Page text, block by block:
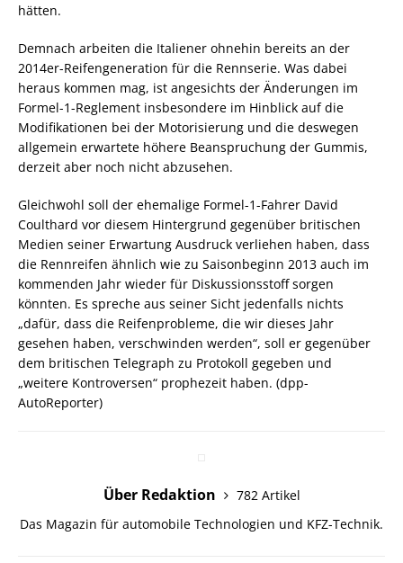
hätten.
Demnach arbeiten die Italiener ohnehin bereits an der
2014er-Reifengeneration für die Rennserie. Was dabei
heraus kommen mag, ist angesichts der Änderungen im
Formel-1-Reglement insbesondere im Hinblick auf die
Modifikationen bei der Motorisierung und die deswegen
allgemein erwartete höhere Beanspruchung der Gummis,
derzeit aber noch nicht abzusehen.
Gleichwohl soll der ehemalige Formel-1-Fahrer David
Coulthard vor diesem Hintergrund gegenüber britischen
Medien seiner Erwartung Ausdruck verliehen haben, dass
die Rennreifen ähnlich wie zu Saisonbeginn 2013 auch im
kommenden Jahr wieder für Diskussionsstoff sorgen
könnten. Es spreche aus seiner Sicht jedenfalls nichts
„dafür, dass die Reifenprobleme, die wir dieses Jahr
gesehen haben, verschwinden werden“, soll er gegenüber
dem britischen Telegraph zu Protokoll gegeben und
„weitere Kontroversen“ prophezeit haben. (dpp-
AutoReporter)
Über Redaktion
782 Artikel
Das Magazin für automobile Technologien und KFZ-Technik.